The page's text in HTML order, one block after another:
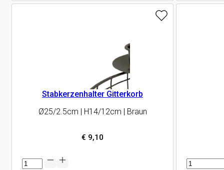
Stabkerzenhalter Gitterkorb
Ø25/2.5cm | H14/12cm | Braun
€ 9,10
Stabkerzenhalter
Gitterkorb
Teelicht
Menge